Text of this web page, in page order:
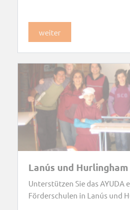
weiter
Lanús und
Unterstützen Sie das AYUDA
Förderschulen in Lanús und